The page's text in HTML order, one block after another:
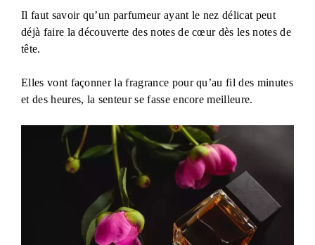
Il faut savoir qu’un parfumeur ayant le nez délicat peut
déjà faire la découverte des notes de cœur dès les notes de
tête.
Elles vont façonner la fragrance pour qu’au fil des minutes
et des heures, la senteur se fasse encore meilleure.